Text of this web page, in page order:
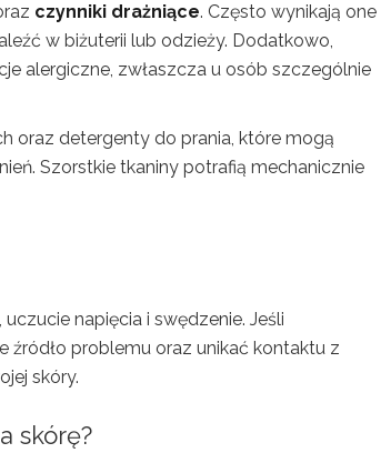
czynniki drażniące. Często wynikają one
w biżuterii lub odzieży. Dodatkowo,
alergiczne, zwłaszcza u osób szczególnie
oraz detergenty do prania, które mogą
Szorstkie tkaniny potrafią mechanicznie
napięcia i swędzenie. Jeśli
problemu oraz unikać kontaktu z
skóry.
skórę?